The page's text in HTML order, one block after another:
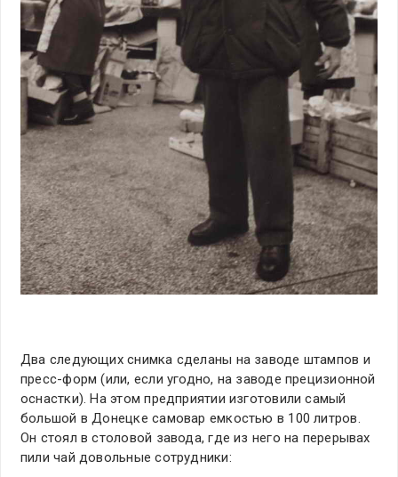
Два следующих снимка сделаны на заводе штампов и
пресс-форм (или, если угодно, на заводе прецизионной
оснастки). На этом предприятии изготовили самый
большой в Донецке самовар емкостью в 100 литров.
Он стоял в столовой завода, где из него на перерывах
пили чай довольные сотрудники: